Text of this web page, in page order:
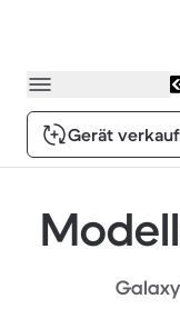
Gerät